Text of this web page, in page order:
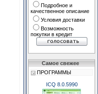
Подробное и
качественное описание
Условия доставки
Возможность
покупки в кредит
Самое свежее
ПРОГРАММЫ
ICQ 8.0.5990